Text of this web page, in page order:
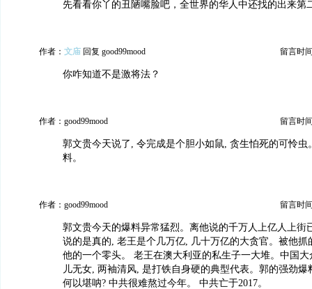
先看看你丫的丑陋嘴脸吧，全世界的华人中还找的出来第
作者： 文庙 回复 good99mood 留言时
你咋知道不是激将法？
作者：good99mood 留言时
郭文贵今天说了, 令完成是个胆小如鼠, 贪生怕死的可怜虫
料。
作者：good99mood 留言时
郭文贵今天的爆料异常猛烈。离他说的千万人上亿人上街
说的是真的, 老王是个几万亿, 几十万亿的大贪官。被他抓
他的一个零头。 老王在澳大利亚的私生子一大堆。中国
儿无女, 两袖清风, 是打铁自身硬的典型代表。郭的强劲爆
何以堪呐? 中共很难熬过今年。 中共亡于2017。